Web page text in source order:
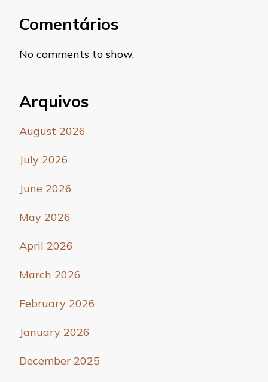
Comentários
No comments to show.
Arquivos
August 2026
July 2026
June 2026
May 2026
April 2026
March 2026
February 2026
January 2026
December 2025